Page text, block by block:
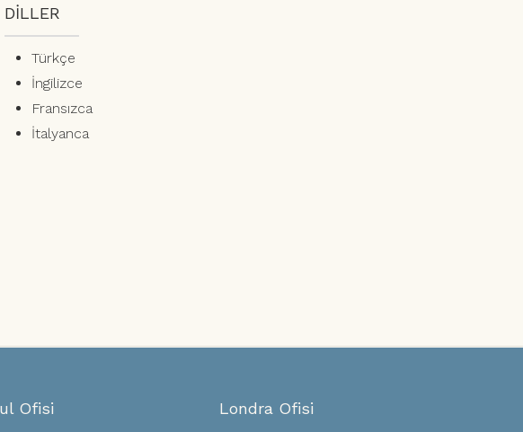
DİLLER
Türkçe
İngilizce
Fransızca
İtalyanca
Ofisi Londra Ofisi